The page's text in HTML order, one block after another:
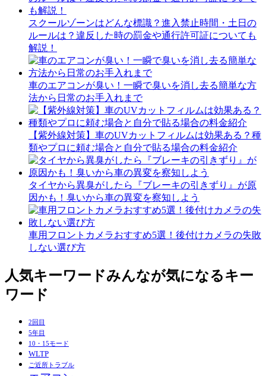
スクールゾーンはどんな標識？進入禁止時間・土日の
ルールは？違反した時の罰金や通行許可証についても
解説！
車のエアコンが臭い！一瞬で臭いを消し去る簡単な方
法から日常のお手入れまで
【紫外線対策】車のUVカットフィルムは効果ある？種
類やプロに頼む場合と自分で貼る場合の料金紹介
タイヤから異臭がしたら『ブレーキの引きずり』が原
因かも！臭いから車の異変を察知しよう
車用フロントカメラおすすめ5選！後付けカメラの失敗
しない選び方
人気キーワードみんなが気になるキー
ワード
2回目
5年目
10・15モード
WLTP
ご近所トラブル